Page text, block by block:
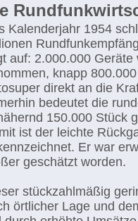
Kalenderjahr 1954
auf: 2.000.000
knapp
direkt an die
bedeutet die
150.000 Stück
ist der leichte
Er war
geschätzt worden.
stückzahlmäßig
örtlicher Lage und